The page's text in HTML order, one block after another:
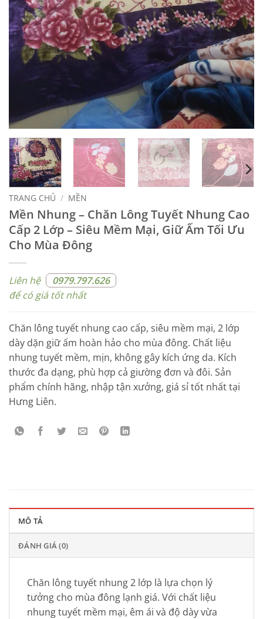
TRANG CHỦ / MỀN
Mền Nhung – Chăn Lông Tuyết Nhung Cao
Cấp 2 Lớp – Siêu Mềm Mại, Giữ Ấm Tối Ưu
Cho Mùa Đông
Liên hệ
0979.797.626
để có giá tốt nhất
Chăn lông tuyết nhung cao cấp, siêu mềm mại, 2 lớp
dày dặn giữ ấm hoàn hảo cho mùa đông. Chất liệu
nhung tuyết mềm, mịn, không gây kích ứng da. Kích
thước đa dạng, phù hợp cả giường đơn và đôi. Sản
phẩm chính hãng, nhập tận xưởng, giá sỉ tốt nhất tại
Hưng Liên.
MÔ TẢ
ĐÁNH GIÁ (0)
Chăn lông tuyết nhung 2 lớp là lựa chọn lý
tưởng cho mùa đông lạnh giá. Với chất liệu
nhung tuyết mềm mại, êm ái và độ dày vừa